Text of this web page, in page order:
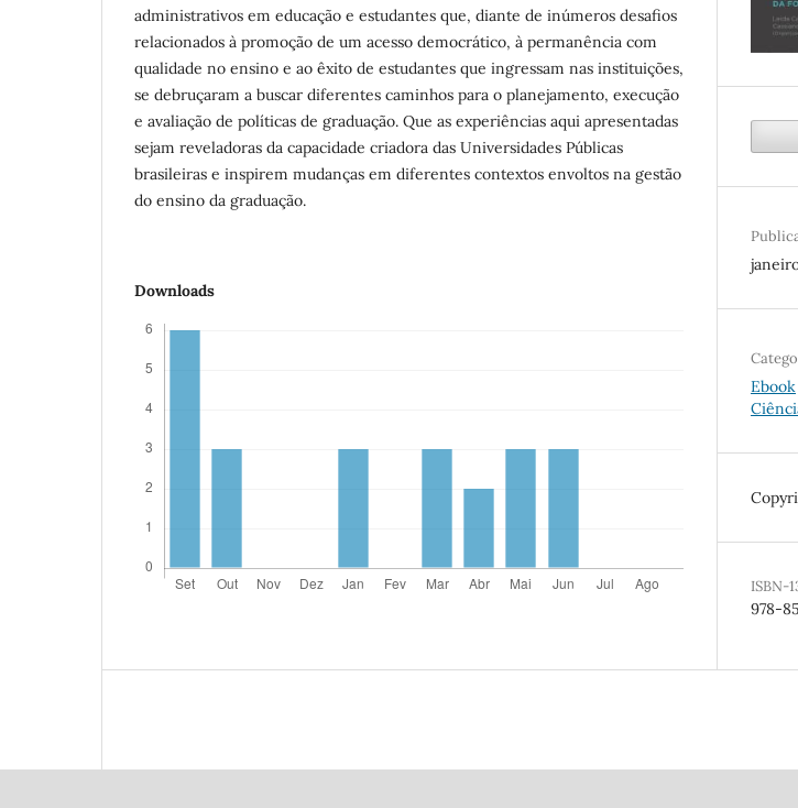
administrativos em educação e estudantes que, diante de inúmeros desafios
relacionados à promoção de um acesso democrático, à permanência com
qualidade no ensino e ao êxito de estudantes que ingressam nas instituições,
se debruçaram a buscar diferentes caminhos para o planejamento, execução
e avaliação de políticas de graduação. Que as experiências aqui apresentadas
sejam reveladoras da capacidade criadora das Universidades Públicas
brasileiras e inspirem mudanças em diferentes contextos envoltos na gestão
do ensino da graduação.
Downloads
Ebook
ISBN-
978-